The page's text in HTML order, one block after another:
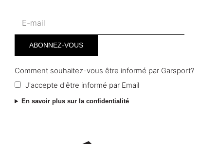
Comment souhaitez-vous être informé par Garsport?
J'accepte d'être informé par Email
En savoir plus sur la confidentialité